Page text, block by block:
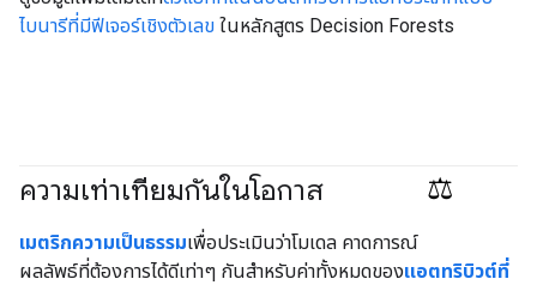
ไบนารีที่มีฟีเจอร์เชิงตัวเลข ในหลักสูตร Decision Forests
ความเท่าเทียมกันในโอกาส #Metric
เมตริกความเป็นธรรมเพื่อประเมินว่าโมเดล คาดการณ์
ผลลัพธ์ที่ต้องการได้ดีเท่าๆ กันสำหรับค่าทั้งหมดของแอตทริบิวต์ที่